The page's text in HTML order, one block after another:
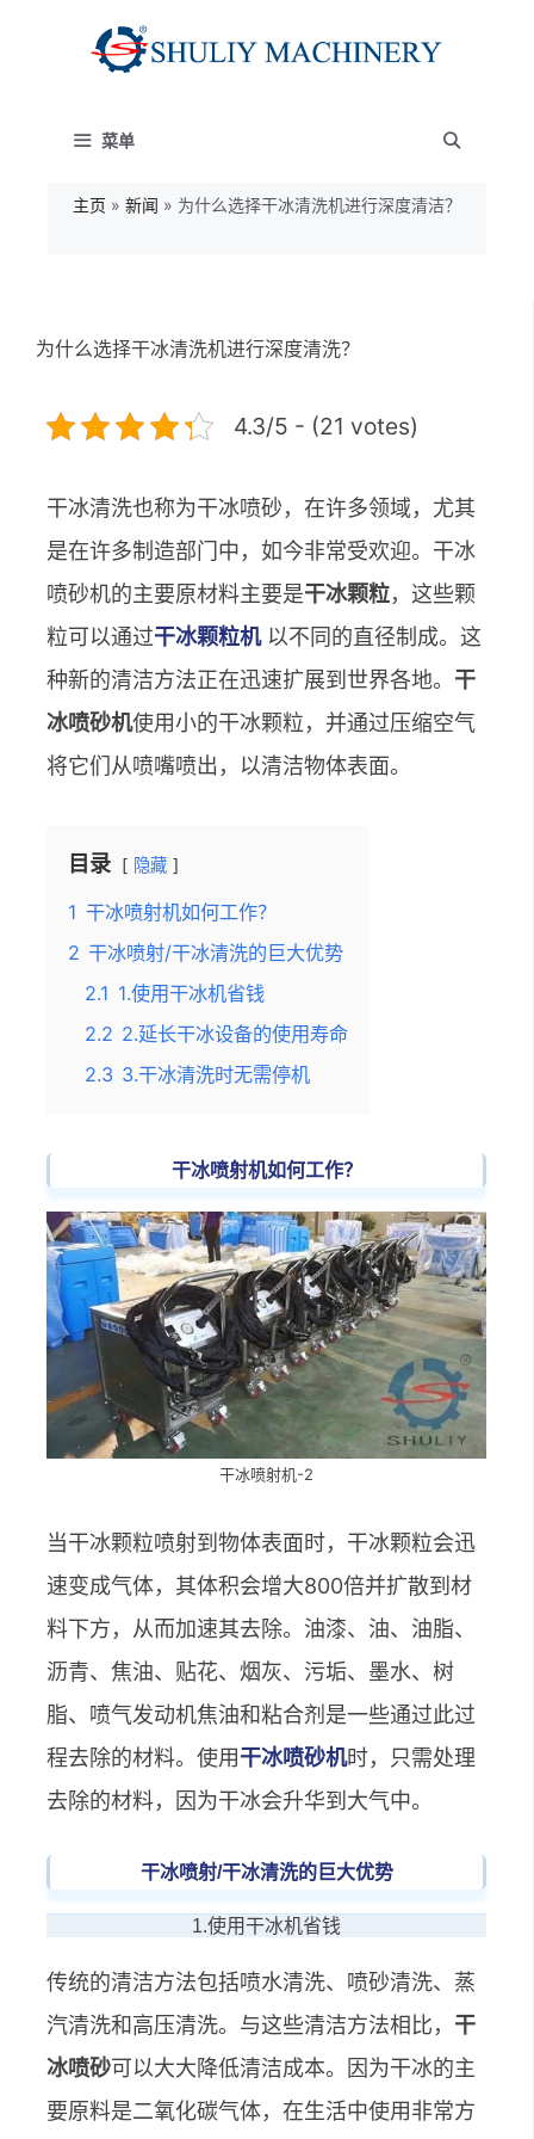
菜单
主页 » 新闻 » 为什么选择干冰清洗机进行深度清洁？
为什么选择干冰清洗机进行深度清洗？
4.3/5 - (21 votes)
干冰清洗也称为干冰喷砂，在许多领域，尤其
是在许多制造部门中，如今非常受欢迎。干冰
喷砂机的主要原材料主要是干冰颗粒，这些颗
粒可以通过干冰颗粒机 以不同的直径制成。这
种新的清洁方法正在迅速扩展到世界各地。 干
冰喷砂机使用小的干冰颗粒，并通过压缩空气
将它们从喷嘴喷出，以清洁物体表面。
目录 隐藏
1 干冰喷射机如何工作？
2 干冰喷射/干冰清洗的巨大优势
2.1 1.使用干冰机省钱
2.2 2.延长干冰设备的使用寿命
2.3 3.干冰清洗时无需停机
干冰喷射机如何工作？
干冰喷射机-2
当干冰颗粒喷射到物体表面时，干冰颗粒会迅
速变成气体，其体积会增大800倍并扩散到材
料下方，从而加速其去除。油漆、油、油脂、
沥青、焦油、贴花、烟灰、污垢、墨水、树
脂、喷气发动机焦油和粘合剂是一些通过此过
程去除的材料。使用干冰喷砂机时，只需处理
去除的材料，因为干冰会升华到大气中。
干冰喷射/干冰清洗的巨大优势
1.使用干冰机省钱
传统的清洁方法包括喷水清洗、喷砂清洗、蒸
汽清洗和高压清洗。与这些清洁方法相比， 干
冰喷砂可以大大降低清洁成本。因为干冰的主
要原料是二氧化碳气体，在生活中使用非常方